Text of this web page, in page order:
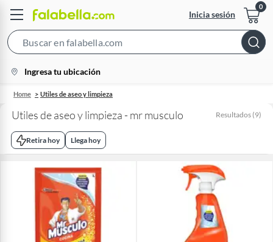
Inicia sesión
Bar
location-
icon
Ingresa tu ubicación
Home Utiles de aseo y limpieza
Utiles de aseo y limpieza - mr musculo Resultados (9)
Retira hoy Llega hoy